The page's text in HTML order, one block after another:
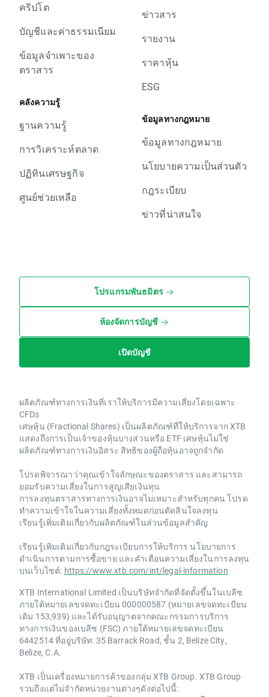
คริปโต
บัญชีและค่าธรรมเนียม
ข้อมูลจำเพาะของ
ตราสาร
คลังความรู้
ฐานความรู้
การวิเคราะห์ตลาด
ปฏิทินเศรษฐกิจ
ศูนย์ช่วยเหลือ
ข่าวสาร
รายงาน
ราคาหุ้น
ESG
ข้อมูลทางกฎหมาย
ข้อมูลทางกฎหมาย
นโยบายความเป็นส่วนตัว
กฎระเบียบ
ข่าวที่น่าสนใจ
โปรแกรมพันธมิตร
ห้องจัดการบัญชี
เปิดบัญชี
ผลิตภัณฑ์ทางการเงินที่เราให้บริการมีความเสี่ยงโดยเฉพาะ
CFDs
เศษหุ้น (Fractional Shares) เป็นผลิตภัณฑ์ที่ให้บริการจาก XTB
แสดงถึงการเป็นเจ้าของหุ้นบางส่วนหรือ ETF เศษหุ้นไม่ใช่
ผลิตภัณฑ์ทางการเงินอิสระ สิทธิของผู้ถือหุ้นอาจถูกจำกัด
โปรดพิจารณาว่าคุณเข้าใจลักษณะของตราสาร และสามารถ
ยอมรับความเสี่ยงในการสูญเสียเงินทุน
การลงทุนตราสารทางการเงินอาจไม่เหมาะสำหรับทุกคน โปรด
ทำความเข้าใจในความเสี่ยงทั้งหมดก่อนตัดสินใจลงทุน
เรียนรู้เพิ่มเติมเกี่ยวกับผลิตภัณฑ์ในส่วนข้อมูลสำคัญ
เรียนรู้เพิ่มเติมเกี่ยวกับกฎระเบียบการให้บริการ นโยบายการ
ดำเนินการตามการซื้อขาย และคำเตือนความเสี่ยงในการลงทุน
บนเว็บไซต์: https://www.xtb.com/int/legal-information
XTB International Limited เป็นบริษัทจำกัดที่จัดตั้งขึ้นในเบลีซ
ภายใต้หมายเลขจดทะเบียน 000000587 (หมายเลขจดทะเบียน
เดิม 153,939) และได้รับอนุญาตจากคณะกรรมการบริการ
ทางการเงินของเบลีซ (FSC) ภายใต้หมายเลขจดทะเบียน
6442514 ที่อยู่บริษัท: 35 Barrack Road, ชั้น 2, Belize City,
Belize, C.A.
XTB เป็นเครื่องหมายการค้าของกลุ่ม XTB Group. XTB Group
รวมถึงแต่ไม่จำกัดหน่วยงานต่างๆดังต่อไปนี้: